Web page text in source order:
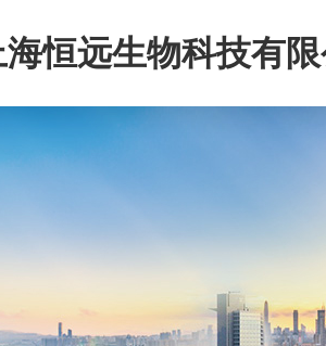
海恒远生物科技有